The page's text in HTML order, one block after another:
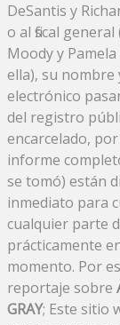
DeSantis y
o al fiscal
Moody y
ella), su nombre
electrónico
del registro
encarcelado,
informe
se tomó) están
inmediato para
cualquier parte
prácticamente
momento. Por
reportaje sobre
GRAY; Este sitio